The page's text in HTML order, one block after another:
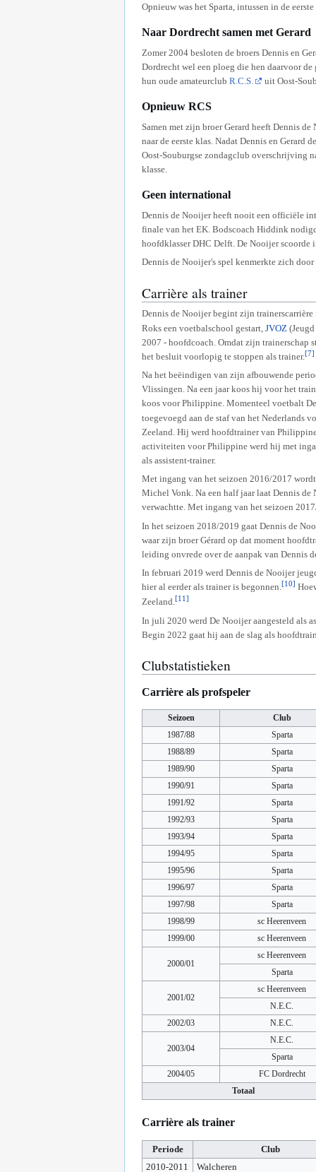
Opnieuw was het Sparta, intussen in de
Naar Dordrecht samen met Gerard
Zomer 2004 besloten de broers Dennis en
Dordrecht wel een ploeg die hen daarvoor
hun oude amateurclub R.C.S. uit Oost-
Opnieuw RCS
Samen met zijn broer Gerard heeft Dennis
naar de eerste klas. Nadat Dennis en Gerard
Oost-Souburgse zondagclub overschrijving
klasse.
Geen international
Dennis de Nooijer heeft nooit een officiële
finale van het EK. Bodscoach Hiddink
hoofdklasser DHC Delft. De Nooijer scoorde
Dennis de Nooijer's spel kenmerkte zich
Carrière als trainer
Dennis de Nooijer begint zijn
Roks een voetbalschool gestart, JVOZ
2007 - hoofdcoach. Omdat zijn
het besluit voorlopig te stoppen als trainer.[7]
Na het beëindigen van zijn afbouwende
Vlissingen. Na een jaar koos hij voor het
koos voor Philippine. Momenteel voetbalt
toegevoegd aan de staf van het Nederlands
Zeeland. Hij werd hoofdtrainer van
activiteiten voor Philippine werd hij met
als assistent-trainer.
Met ingang van het seizoen 2016/2017
Michel Vonk. Na een half jaar laat Dennis
verwachtte. Met ingang van het seizoen
In het seizoen 2018/2019 gaat Dennis de
waar zijn broer Gérard op dat moment
leiding onvrede over de aanpak van Dennis
In februari 2019 werd Dennis de Nooijer
hier al eerder als trainer is begonnen.[10]
Zeeland.[11]
In juli 2020 werd De Nooijer aangesteld als
Begin 2022 gaat hij aan de slag als
Clubstatistieken
Carrière als profspeler
Seizoen
Club
1987/88
Sparta
1988/89
Sparta
1989/90
Sparta
1990/91
Sparta
1991/92
Sparta
1992/93
Sparta
1993/94
Sparta
1994/95
Sparta
1995/96
Sparta
1996/97
Sparta
1997/98
Sparta
1998/99
sc Heerenveen
1999/00
sc Heerenveen
2000/01
sc Heerenveen
Sparta
2001/02
sc Heerenveen
N.E.C.
2002/03
N.E.C.
2003/04
N.E.C.
Sparta
2004/05
FC Dordrecht
Totaal
Carrière als trainer
Periode
Club
2010-2011
Walcheren